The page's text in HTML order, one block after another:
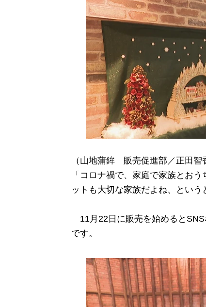
（山地蒲鉾 販売促進部／正田智
「コロナ禍で、家庭で家族とお
ットも大切な家族だよね、という
11月22日に販売を始めると
です。